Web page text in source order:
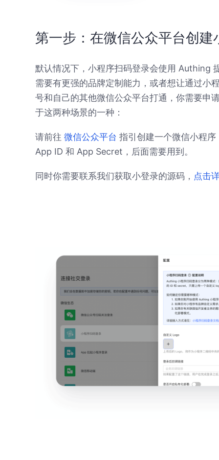
第一步：在微信公众平台创建
默认情况下，小程序扫码登录会使用 Authing
需要有更强的品牌定制能力，或者想让通过小
号和自己的其他微信公众平台打通，你需要申
于这两种场景的一种：
请前往 微信公众平台 指引创建一个微信小程
App ID 和 App Secret，后面需要用到。
同时你需要联系我们获取小登录的源码， 点击